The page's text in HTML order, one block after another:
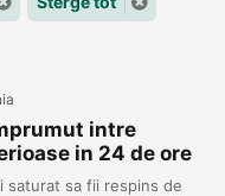
intre
in 24 de ore
saturat sa fii respins de